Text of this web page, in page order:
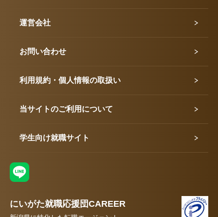
運営会社
お問い合わせ
利用規約・個人情報の取扱い
当サイトのご利用について
学生向け就職サイト
にいがた就職応援団CAREER